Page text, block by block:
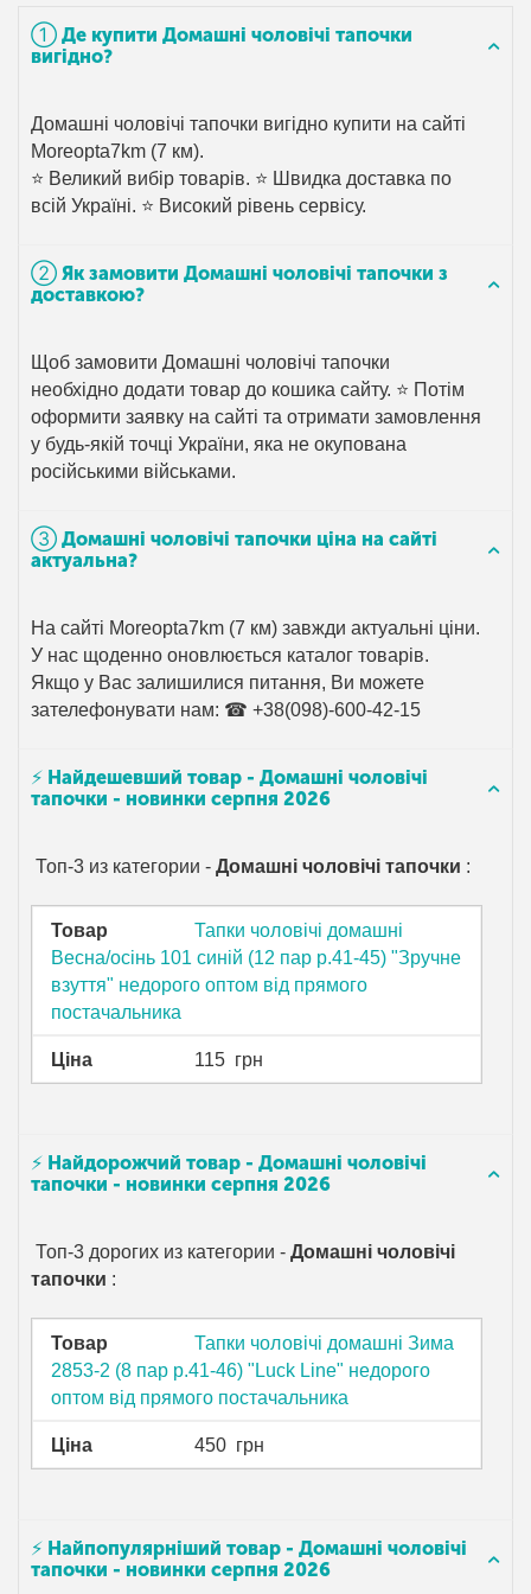
➀ Де купити Домашні чоловічі тапочки
вигідно?
Домашні чоловічі тапочки вигідно купити на сайті
Moreopta7km (7 км).
⭐ Великий вибір товарів. ⭐ Швидка доставка по
всій Україні. ⭐ Високий рівень сервісу.
➁ Як замовити Домашні чоловічі тапочки з
доставкою?
Щоб замовити Домашні чоловічі тапочки
необхідно додати товар до кошика сайту. ⭐ Потім
оформити заявку на сайті та отримати замовлення
у будь-якій точці України, яка не окупована
російськими військами.
➂ Домашні чоловічі тапочки ціна на сайті
актуальна?
На сайті Moreopta7km (7 км) завжди актуальні ціни.
У нас щоденно оновлюється каталог товарів.
Якщо у Вас залишилися питання, Ви можете
зателефонувати нам: ☎ +38(098)-600-42-15
⚡ Найдешевший товар - Домашні чоловічі
тапочки - новинки серпня 2026
Топ-3 из категории -Домашні чоловічі тапочки :
Товар
Тапки чоловічі домашні
Весна/осінь 101 синій (12 пар р.41-45) "Зручне
взуття" недорого оптом від прямого
постачальника
Ціна 115 грн
⚡ Найдорожчий товар - Домашні чоловічі
тапочки - новинки серпня 2026
Топ-3 дорогих из категории -Домашні чоловічі
тапочки :
Товар
Тапки чоловічі домашні Зима
2853-2 (8 пар р.41-46) "Luck Line" недорого
оптом від прямого постачальника
Ціна 450 грн
⚡ Найпопулярніший товар - Домашні чоловічі
тапочки - новинки серпня 2026